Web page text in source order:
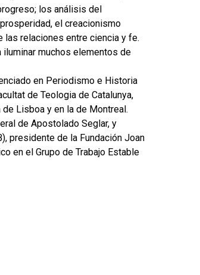
los análisis del
el creacionismo
las relaciones entre ciencia y fe.
muchos elementos de
en Periodismo e Historia
de Teologia de Catalunya,
Lisboa y en la de Montreal.
de Apostolado Seglar, y
presidente de la Fundación Joan
en el Grupo de Trabajo Estable